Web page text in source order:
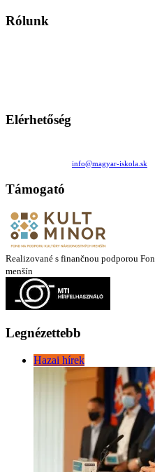
Rólunk
Elérhetőség
info@magyar-iskola.sk
Támogató
Realizované s finančnou podporou
menšín
Legnézettebb
Hazai hírek